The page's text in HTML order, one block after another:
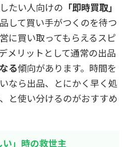
たい人向けの 「即時買取」
して買い手がつくのを待つ
に買い取ってもらえるスピ
メリットとして通常の出品
る傾向があります。時間を
なら出品、とにかく早く処
と使い分けるのがおすすめ
い」時の救世主